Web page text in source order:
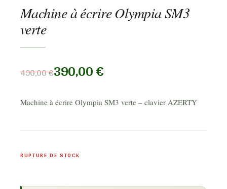
Machine à écrire Olympia SM3
verte
490,00€390,00€
Machine à écrire Olympia SM3 verte – clavier AZERTY
RUPTURE DE STOCK